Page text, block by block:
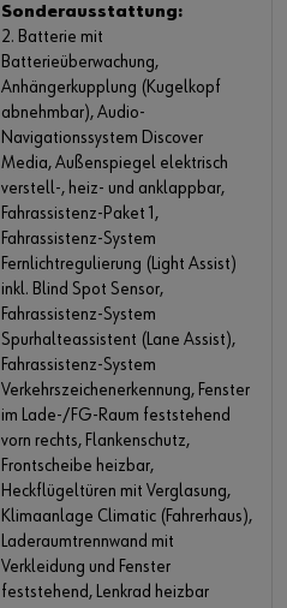
Sonderausstattung:
2. Batterie mit
Batterieüberwachung,
Anhängerkupplung (Kugelkopf
abnehmbar), Audio-
Navigationssystem Discover
Media, Außenspiegel elektrisch
verstell-, heiz- und anklappbar,
Fahrassistenz-Paket 1,
Fahrassistenz-System
Fernlichtregulierung (Light Assist)
inkl. Blind Spot Sensor,
Fahrassistenz-System
Spurhalteassistent (Lane Assist),
Fahrassistenz-System
Verkehrszeichenerkennung, Fenster
im Lade-/FG-Raum feststehend
vorn rechts, Flankenschutz,
Frontscheibe heizbar,
Heckflügeltüren mit Verglasung,
Klimaanlage Climatic (Fahrerhaus),
Laderaumtrennwand mit
Verkleidung und Fenster
feststehend, Lenkrad heizbar